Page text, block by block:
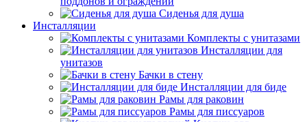
Сиденья для душа
Инсталляции
Комплекты с унитазами
Инсталляции для
унитазов
Бачки в стену
Инсталляции для биде
Рамы для раковин
Рамы для писсуаров